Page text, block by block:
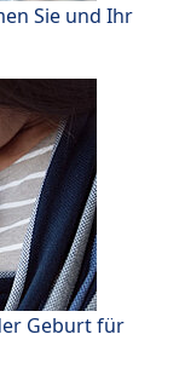
Sie und Ihr
Geburt für